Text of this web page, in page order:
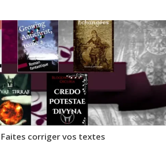
Faites corriger vos textes